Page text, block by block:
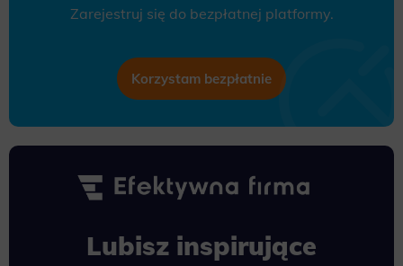
Zarejestruj się do bezpłatnej platformy.
Korzystam bezpłatnie
Lubisz inspirujące